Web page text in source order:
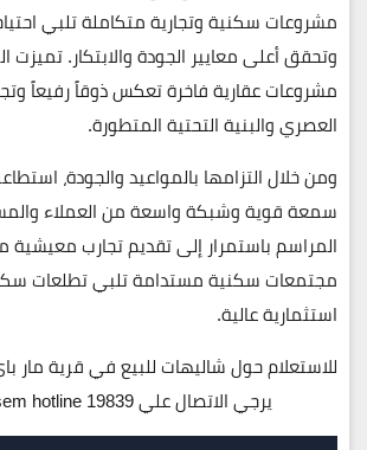
مشروعات سكنية وتجارية متكاملة تلبي
وتحقق أعلى معايير الجودة والابتكار. تميزت
مشروعات عقارية فاخرة تعكس ذوقاً رفيعاً
العصري والبنية التحتية المتطورة.
ومن خلال التزامها بالمواعيد والجودة،
سمعة قوية وشبكة واسعة من العملاء
المراسم باستمرار إلى تقديم تجارب معيشية
مجتمعات سكنية مستدامة تلبي تطلعات
استثمارية عالية.
للاستعلام حول شاليهات للبيع في قرية مار
يرجي الاتصال علي 19839 Al marasem hotline